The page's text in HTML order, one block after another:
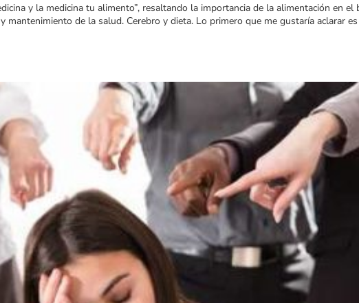
y la medicina tu alimento”, resaltando la importancia de la alimentación en el
mantenimiento de la salud. Cerebro y dieta. Lo primero que me gustaría aclarar